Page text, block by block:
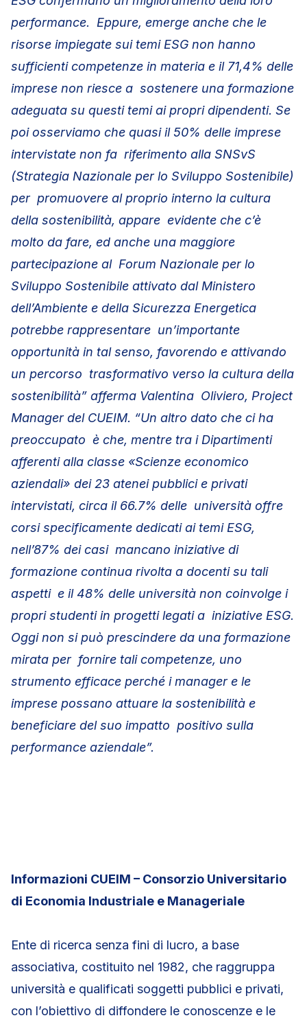
performance. Eppure, emerge anche che le
risorse impiegate sui temi ESG non hanno
sufficienti competenze in materia e il 71,4% delle
imprese non riesce a sostenere una formazione
adeguata su questi temi ai propri dipendenti. Se
poi osserviamo che quasi il 50% delle imprese
intervistate non fa riferimento alla SNSvS
(Strategia Nazionale per lo Sviluppo Sostenibile)
per promuovere al proprio interno la cultura
della sostenibilità, appare evidente che c’è
molto da fare, ed anche una maggiore
partecipazione al Forum Nazionale per lo
Sviluppo Sostenibile attivato dal Ministero
dell’Ambiente e della Sicurezza Energetica
potrebbe rappresentare un’importante
opportunità in tal senso, favorendo e attivando
un percorso trasformativo verso la cultura della
sostenibilità” afferma Valentina Oliviero, Project
Manager del CUEIM. “Un altro dato che ci ha
preoccupato è che, mentre tra i Dipartimenti
afferenti alla classe «Scienze economico
aziendali» dei 23 atenei pubblici e privati
intervistati, circa il 66.7% delle università offre
corsi specificamente dedicati ai temi ESG,
nell’87% dei casi mancano iniziative di
formazione continua rivolta a docenti su tali
aspetti e il 48% delle università non coinvolge i
propri studenti in progetti legati a iniziative ESG.
Oggi non si può prescindere da una formazione
mirata per fornire tali competenze, uno
strumento efficace perché i manager e le
imprese possano attuare la sostenibilità e
beneficiare del suo impatto positivo sulla
performance aziendale”.
Informazioni CUEIM – Consorzio Universitario
di Economia Industriale e Manageriale
Ente di ricerca senza fini di lucro, a base
associativa, costituito nel 1982, che raggruppa
università e qualificati soggetti pubblici e privati,
con l’obiettivo di diffondere le conoscenze e le